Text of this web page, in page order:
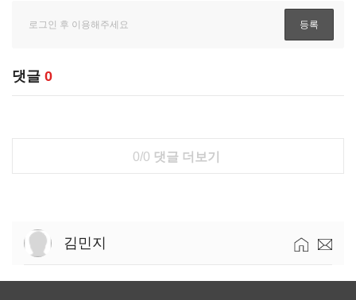
댓글 0
0/0 댓글 더보기
김민지